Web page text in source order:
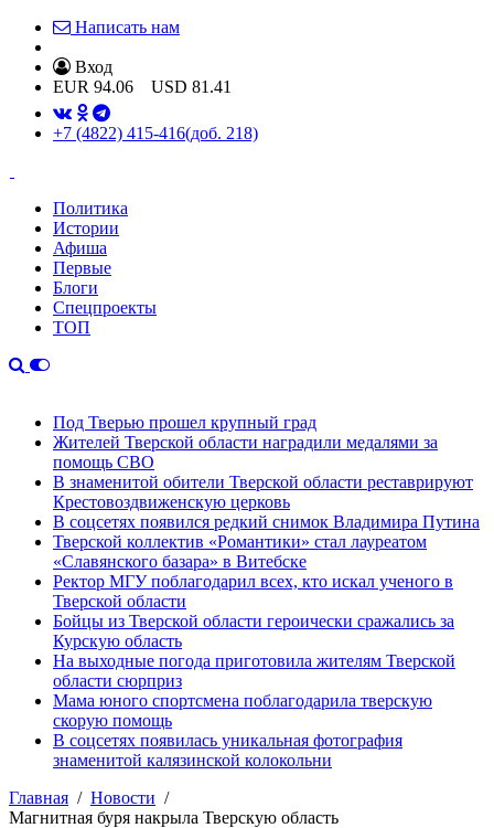
Написать нам
Вход
EUR 94.06 USD 81.41
+7 (4822) 415-416(доб. 218)
Политика
Истории
Афиша
Первые
Блоги
Спецпроекты
ТОП
Под Тверью прошел крупный град
Жителей Тверской области наградили медалями за
помощь СВО
В знаменитой обители Тверской области реставрируют
Крестовоздвиженскую церковь
В соцсетях появился редкий снимок Владимира Путина
Тверской коллектив «Романтики» стал лауреатом
«Славянского базара» в Витебске
Ректор МГУ поблагодарил всех, кто искал ученого в
Тверской области
Бойцы из Тверской области героически сражались за
Курскую область
На выходные погода приготовила жителям Тверской
области сюрприз
Мама юного спортсмена поблагодарила тверскую
скорую помощь
В соцсетях появилась уникальная фотография
знаменитой калязинской колокольни
Главная
Новости
Магнитная буря накрыла Тверскую область